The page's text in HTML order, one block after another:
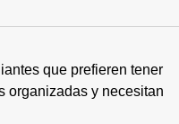
que prefieren tener
organizadas y necesitan